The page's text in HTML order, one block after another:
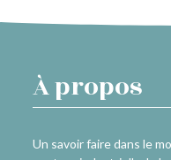
À propos
Un savoir faire dans le